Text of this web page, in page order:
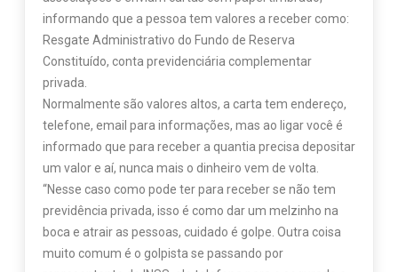
informando que a pessoa tem valores a receber como:
Resgate Administrativo do Fundo de Reserva
Constituído, conta previdenciária complementar
privada.
Normalmente são valores altos, a carta tem endereço,
telefone, email para informações, mas ao ligar você é
informado que para receber a quantia precisa depositar
um valor e aí, nunca mais o dinheiro vem de volta.
“Nesse caso como pode ter para receber se não tem
previdência privada, isso é como dar um melzinho na
boca e atrair as pessoas, cuidado é golpe. Outra coisa
muito comum é o golpista se passando por